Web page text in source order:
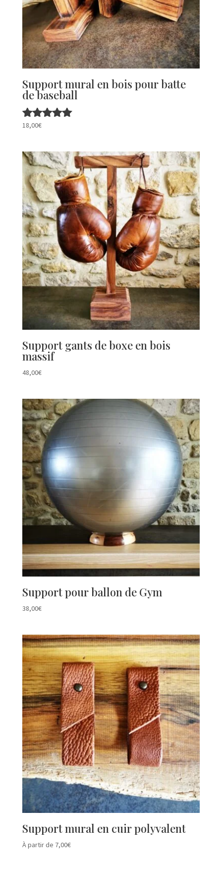
Support mural en bois pour batte
de baseball
Note
18,00€
Support gants de boxe en bois
massif
48,00€
Support pour ballon de Gym
38,00€
Support mural en cuir polyvalent
À partir de 7,00€